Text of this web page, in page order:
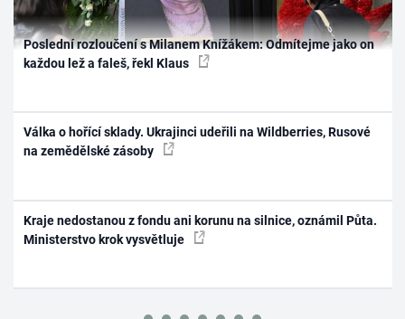
Poslední rozloučení s Milanem Knížákem: Odmítejme jako on
každou lež a faleš, řekl Klaus
Válka o hořící sklady. Ukrajinci udeřili na Wildberries, Rusové
na zemědělské zásoby
Kraje nedostanou z fondu ani korunu na silnice, oznámil Půta.
Ministerstvo krok vysvětluje